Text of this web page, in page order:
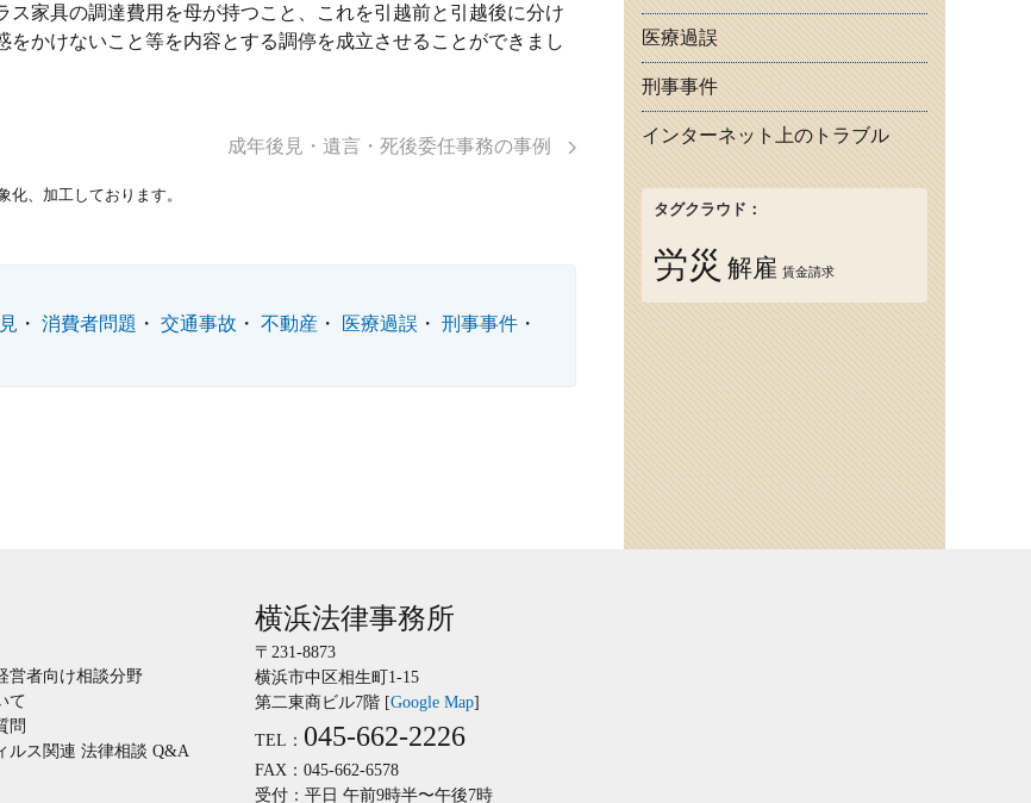
家具の調達費用を母が持つこと、これを引越前と引越後に分け
かけないこと等を内容とする調停を成立させることができまし
成年後見・遺言・死後委任事務の事例
、加工しております。
消費者問題 交通事故 不動産 医療過誤
刑事事件
医療過誤
刑事事件
インターネット上のトラブル
タグクラウド：
労災 解雇 賃金請求
営者向け相談分野
て
問
ルス関連 法律相談 Q&A
横浜法律事務所
〒231-8873
横浜市中区相生町1-15
第二東商ビル7階 [Google Map]
TEL： 045-662-2226
FAX：045-662-6578
受付：平日 午前9時半〜午後7時